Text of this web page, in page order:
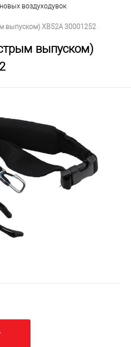
воздуходувок
выпуском) XB52A 30001252
выпуском)